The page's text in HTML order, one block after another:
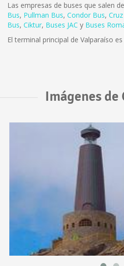
Las empresas de buses que salen
Bus, Pullman Bus, Condor Bus,
Bus, Ciktur, Buses JAC y Buses
El terminal principal de Valparaíso es
Imágenes de